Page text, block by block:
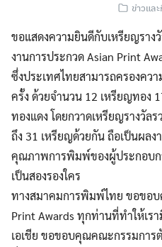
ข่าวแล
ขอแสดงความยินดีกับเหรียญราง
งานการประกวด Asian Print
ซึ่งประเทศไทยสามารถครองควา
ครั้ง ด้วยจำนวน 12 เหรียญทอง
ทองแดง โดยกวาดเหรียญรางวัล
ถึง 31 เหรียญด้วยกัน ถือเป็นผลง
คุณภาพการพิมพ์ของผู้ประกอบก
เป็นสองรองใคร
ทางสมาคมการพิมพ์ไทย ขอขอบ
Print Awards ทุกท่านที่ทำให้เร
เอเชีย ขอขอบคุณคณะกรรมการ